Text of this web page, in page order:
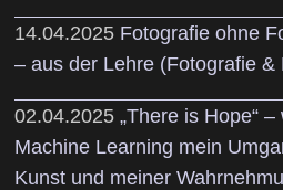
14.04.2025 Fotografie ohne
– aus der Lehre (Fotografie &
02.04.2025 „There is Hope“
Machine Learning mein
Kunst und meiner